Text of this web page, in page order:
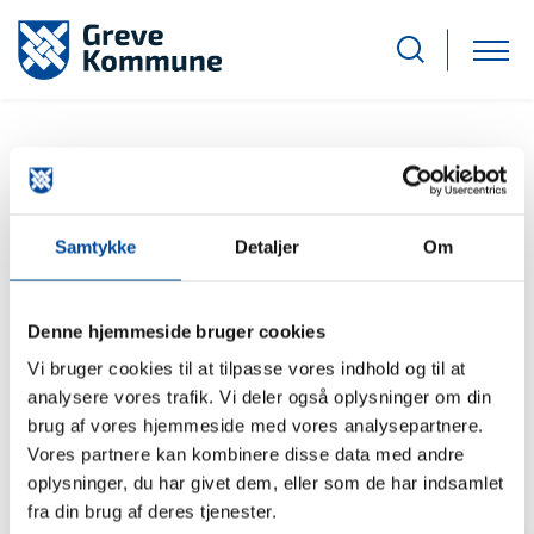
Samtykke Detaljer Om
Denne hjemmeside bruger cookies
Vi bruger cookies til at tilpasse vores indhold og til at
analysere vores trafik. Vi deler også oplysninger om din
brug af vores hjemmeside med vores analysepartnere.
Vores partnere kan kombinere disse data med andre
oplysninger, du har givet dem, eller som de har indsamlet
fra din brug af deres tjenester.
Aktuelle borgermøder
Borgermøde om risikostyringsplanen 2027-
Greve Kommune inviterer til borgermøde om den
kommende risikostyringsplan